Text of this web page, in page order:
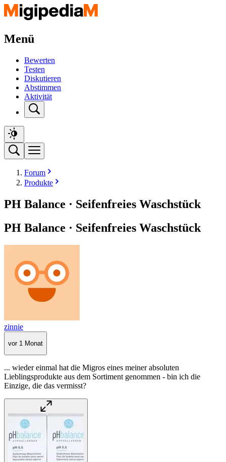
Menü
Bewerten
Testen
Diskutieren
Abstimmen
Aktivität
Forum
Produkte
PH Balance · Seifenfreies Waschstück
PH Balance · Seifenfreies Waschstück
zinnie
vor 1 Monat
... wieder einmal hat die Migros eines meiner absoluten
Lieblingsprodukte aus dem Sortiment genommen - bin ich die
Einzige, die das vermisst?